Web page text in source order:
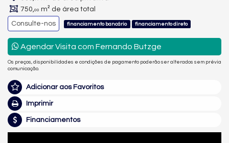
750,00 m² de área total
Consulte-nos
financiamento bancário financiamento direto
Agendar Visita com Fernando Butzge
Os preços, disponibilidades e condições de pagamento poderão ser alterados sem prévia
comunicação.
Adicionar aos Favoritos
Imprimir
Financiamentos